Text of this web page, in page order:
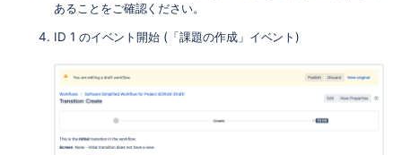
あることをご確認ください。
ID 1 のイベント開始 (「課題の作成」イベント)